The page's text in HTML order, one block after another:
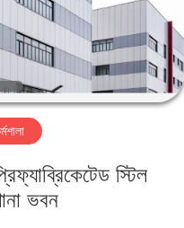
স্টিল
ভবন